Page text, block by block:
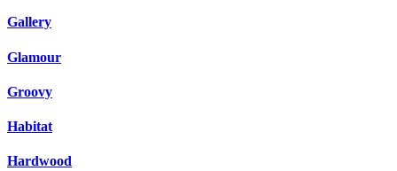
Gallery
Glamour
Groovy
Habitat
Hardwood